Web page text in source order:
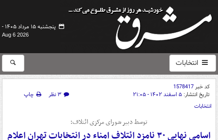
پنجشنبه ۱۵ مرداد ۱۴۰۵ -
Aug 6 2026
انتخابات
کد خبر1578417
تاریخ انتشار: ۵ اسفند ۱۴۰۲ - ۲۱:۰۵ ۳ نظر
چاپ
انتخابات
توسط دبیر شورای مرکزی ائتلاف؛
اسامی نهایی ۳۰ نامزد ائتلاف امناء در انتخابات تهران اعلام